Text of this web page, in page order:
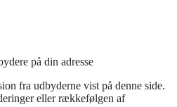
på din adresse
fra udbyderne vist på denne side.
eller rækkefølgen af